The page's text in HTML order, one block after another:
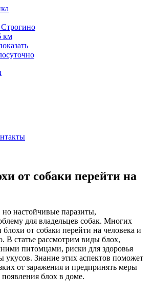
км
от собаки перейти на
настойчивые паразиты,
для владельцев собак. Многих
блохи от собаки перейти на человека и
В статье рассмотрим виды блох,
питомцами, риски для здоровья
укусов. Знание этих аспектов поможет
от заражения и предпринять меры
блох в доме.